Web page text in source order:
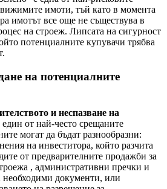
имоти, тъй като в момента
имотът все още не съществува в
на строеж. Липсата на сигурност
потенциалните купувачи трябва
на потенциалните
и неспазване на
един от най-често срещаните
могат да бъдат разнообразни:
на инвеститора, който разчита
от предварителните продажби за
, административни пречки и
необходими документи, или